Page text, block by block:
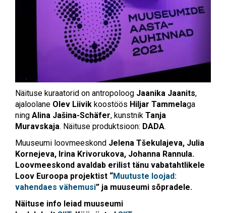
Näituse kuraatorid on antropoloog Jaanika Jaanits,
ajaloolane Olev Liivik koostöös Hiljar Tammelaga
ning Alina Jašina-Schäfer, kunstnik Tanja
Muravskaja. Näituse produktsioon: DADA.
Muuseumi loovmeeskond Jelena Tšekulajeva, Julia
Kornejeva, Irina Krivorukova, Johanna Rannula.
Loovmeeskond avaldab erilist tänu vabatahtlikele
Loov Euroopa projektist “Muutuste loojad:
vahendaes vähemusi” ja muuseumi sõpradele.
Näituse info leiad muuseumi